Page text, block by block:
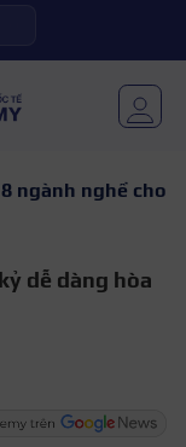
ngành nghề cho
dễ dàng hòa